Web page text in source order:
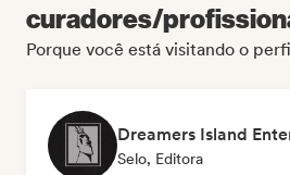
curadores/
Porque você está visitando o
Dreamers Island
Selo, Editora